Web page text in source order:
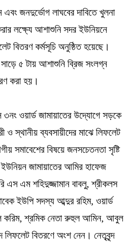
এবং জনদুর্ভোগ লাঘবের দাবিতে খুলনা
লক্ষ্যে আশাশুনি সদর ইউনিয়নে
বিতরণ কর্মসূচি অনুষ্ঠিত হয়েছে।
৫ টায় আশাশুনি ব্রিজ সংলগ্ন
করা হয়।
ওয়ার্ড জামায়াতের উদ্যোগে সড়কে
ও স্থানীয় ব্যবসায়ীদের মাঝে লিফলেট
সমাবেশের বিষয়ে জনসচেতনতা সৃষ্টি
জামায়াতের আমির হাফেজ
এস এম শহিদুজ্জামান বাবলু, শ্রীকলস
ইউপি সদস্য আব্দুর রহিম, ওয়ার্ড
করিম, শ্রমিক নেতা রুহুল আমিন, আবুল
লিফলেট বিতরণে অংশ নেন। নেতৃবৃন্দ